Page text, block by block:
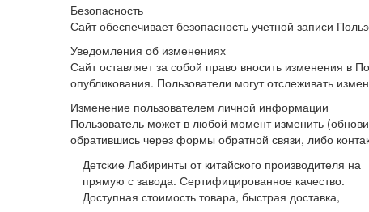
Безопасность
Сайт обеспечивает безопасность учетной записи
Уведомления об изменениях
Сайт оставляет за собой право вносить изменения в
опубликования. Пользователи могут отслеживать
Изменение пользователем личной информации
Пользователь может в любой момент изменить
обратившись через формы обратной связи, либо
Детские Лабиринты от китайского производителя на
прямую с завода. Сертифицированное качество.
Доступная стоимость товара, быстрая доставка,